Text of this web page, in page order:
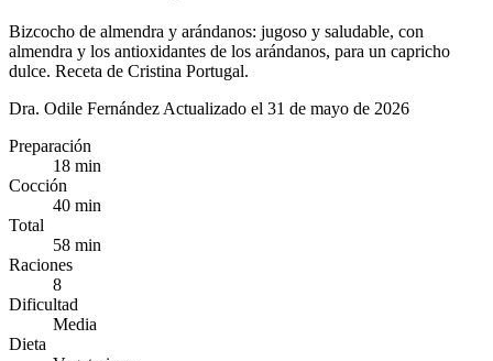
Bizcocho de almendra y arándanos: jugoso y saludable, con
almendra y los antioxidantes de los arándanos, para un capricho
dulce. Receta de Cristina Portugal.
Dra. Odile Fernández Actualizado el 31 de mayo de 2026
Preparación
18 min
Cocción
40 min
Total
58 min
Raciones
8
Dificultad
Media
Dieta